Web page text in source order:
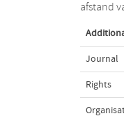
afstand
Journal
Rights